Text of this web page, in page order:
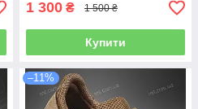
1 300 ₴ 1 500 ₴
Купити
–11%